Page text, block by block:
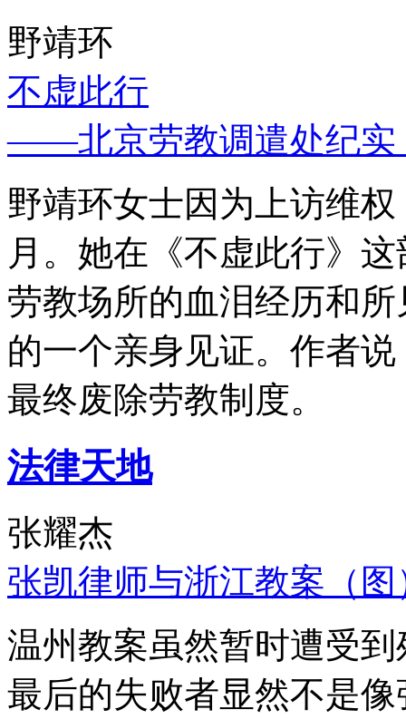
野靖环
不虚此行
——北京劳教调遣处纪实
野靖环女士因为上访维
月。她在《不虚此行》
劳教场所的血泪经历和
的一个亲身见证。作者
最终废除劳教制度。
法律天地
张耀杰
张凯律师与浙江教案（图
温州教案虽然暂时遭受
最后的失败者显然不是